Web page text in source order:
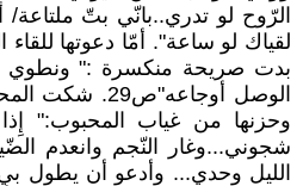
الرّوح لو تدري..بانّي بتّ
لقياك لو ساعة". أمّا دعوتها
بدت صريحة منكسرة :" ونطوي
الوصل
وحزنها من غياب المحبوب:"
شجوني...وغار النّجم وانعدم